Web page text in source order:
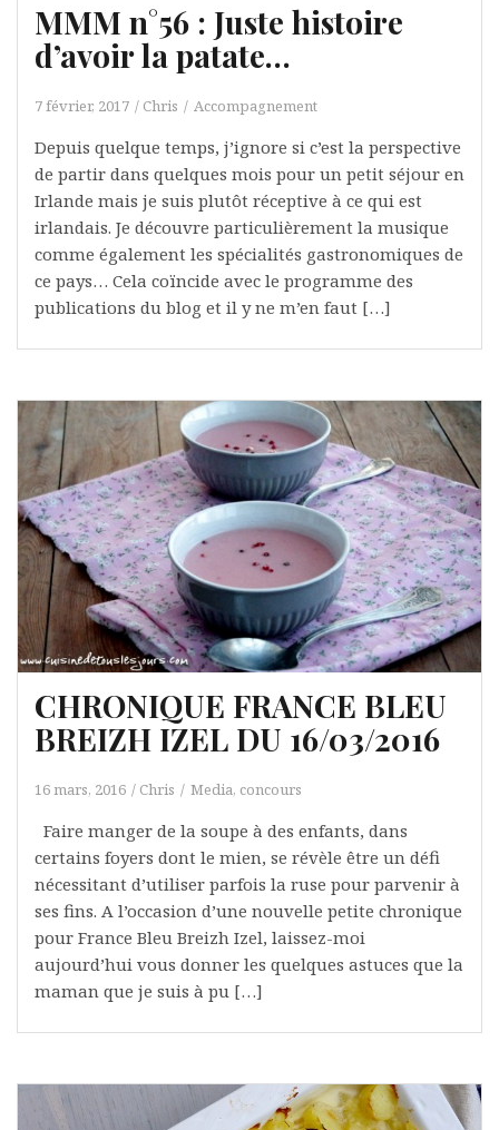
MMM n°56 : Juste histoire
d’avoir la patate…
7 février, 2017 Chris Accompagnement
Depuis quelque temps, j’ignore si c’est la perspective
de partir dans quelques mois pour un petit séjour en
Irlande mais je suis plutôt réceptive à ce qui est
irlandais. Je découvre particulièrement la musique
comme également les spécialités gastronomiques de
ce pays… Cela coïncide avec le programme des
publications du blog et il y ne m’en faut […]
CHRONIQUE FRANCE BLEU
BREIZH IZEL DU 16/03/2016
16 mars, 2016 Chris Media, concours
Faire manger de la soupe à des enfants, dans
certains foyers dont le mien, se révèle être un défi
nécessitant d’utiliser parfois la ruse pour parvenir à
ses fins. A l’occasion d’une nouvelle petite chronique
pour France Bleu Breizh Izel, laissez-moi
aujourd’hui vous donner les quelques astuces que la
maman que je suis à pu […]